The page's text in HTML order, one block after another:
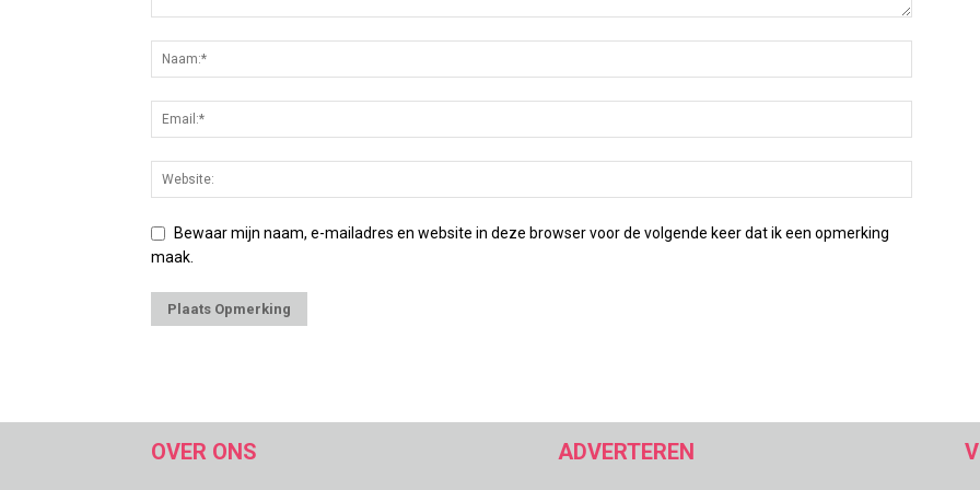
Bewaar mijn naam, e-mailadres en website in deze browser voor de volgende keer dat ik een opmerking
maak.
OVER ONS ADVERTEREN